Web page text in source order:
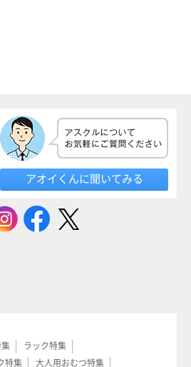
アオイくんに聞いてみる
集
ラック特集
特集 大人用おむつ特集